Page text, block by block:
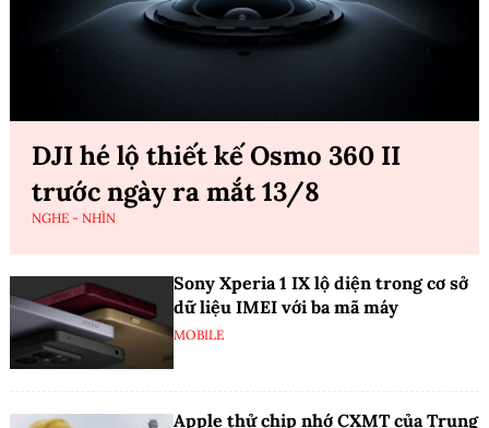
DJI hé lộ thiết kế Osmo 360 II
trước ngày ra mắt 13/8
NGHE - NHÌN
Sony Xperia 1 IX lộ diện trong cơ sở
dữ liệu IMEI với ba mã máy
MOBILE
Apple thử chip nhớ CXMT của Trung